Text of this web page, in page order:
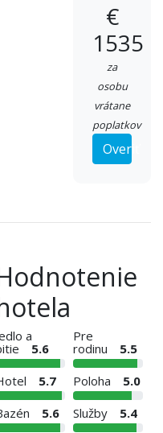
€
1535
za
osobu
vrátane
poplatkov
Overiť
a
5.6
Pre
rodinu
5.5
5.7 Poloha
5.0
5.6 Služby
5.4